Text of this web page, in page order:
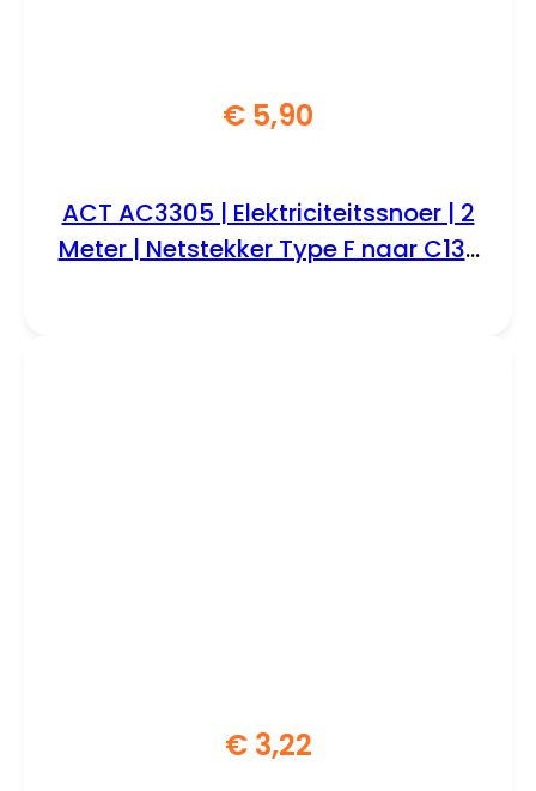
€ 5,90
ACT AC3305 | Elektriciteitssnoer | 2
Meter | Netstekker Type F naar C13 |
€3,22